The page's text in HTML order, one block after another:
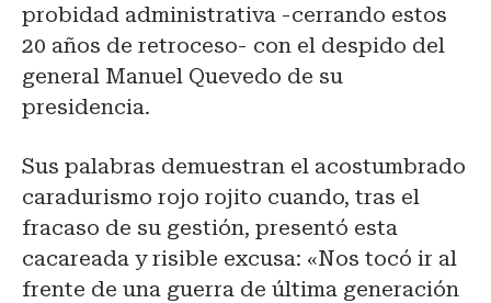
probidad administrativa -cerrando estos
20 años de retroceso- con el despido del
general Manuel Quevedo de su
presidencia.
Sus palabras demuestran el acostumbrado
caradurismo rojo rojito cuando, tras el
fracaso de su gestión, presentó esta
cacareada y risible excusa: «Nos tocó ir al
frente de una guerra de última generación